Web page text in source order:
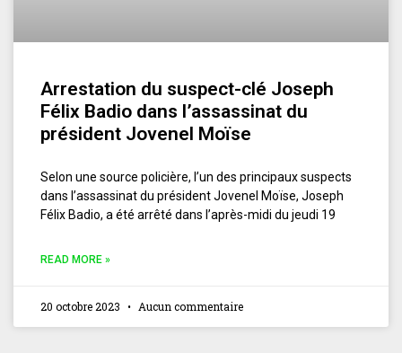
Arrestation du suspect-clé Joseph
Félix Badio dans l’assassinat du
président Jovenel Moïse
Selon une source policière, l’un des principaux suspects
dans l’assassinat du président Jovenel Moïse, Joseph
Félix Badio, a été arrêté dans l’après-midi du jeudi 19
READ MORE »
20 octobre 2023 Aucun commentaire